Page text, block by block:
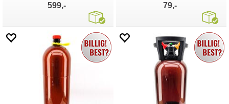
599,- 79,-